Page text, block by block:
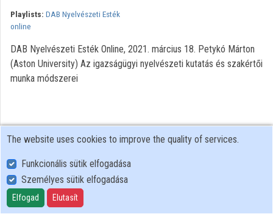
Playlists: DAB Nyelvészeti Esték
online
DAB Nyelvészeti Esték Online, 2021. március 18. Petykó Márton
(Aston University) Az igazságügyi nyelvészeti kutatás és szakértői
munka módszerei
User Policy
Adatkezelési tájékoztató (en)
Cookie Policy
The website uses cookies to improve the quality of services.
Funkcionális sütik elfogadása
Személyes sütik elfogadása
Elfogad Elutasít